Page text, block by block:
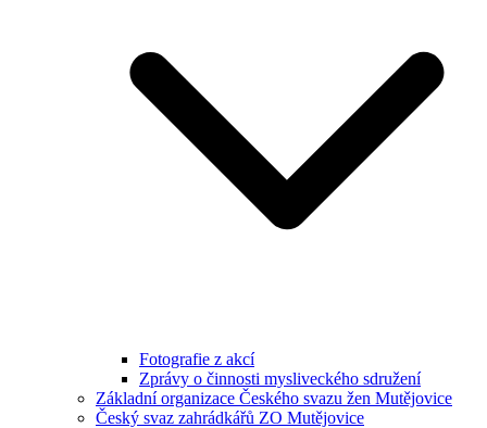
Fotografie z akcí
Zprávy o činnosti mysliveckého sdružení
Základní organizace Českého svazu žen Mutějovice
Český svaz zahrádkářů ZO Mutějovice